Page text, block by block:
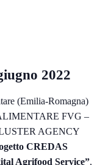
2022
(Emilia-Romagna)
FVG –
AGENCY
CREDAS
Agrifood Service”,